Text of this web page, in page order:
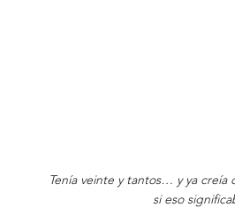
Tenía veinte y tantos… y ya creía
si eso